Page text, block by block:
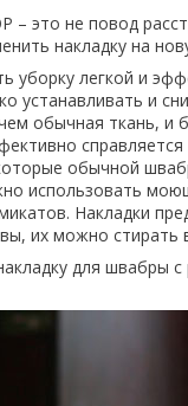
– это не повод
накладку на
уборку легкой и
устанавливать и
обычная ткань, и
обычной
использовать
Накладки
их можно стирать
для швабры с